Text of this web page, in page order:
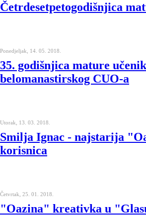
Četrdesetpetogodišnjica
Ponedjeljak, 14. 05. 2018.
35. godišnjica mature
belomanastirskog CUO-a
Utorak, 13. 03. 2018.
Smilja Ignac - najstarija
korisnica
Četvrtak, 25. 01. 2018.
"Oazina" kreativka u